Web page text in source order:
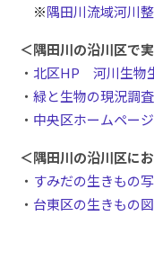
※隅田川流域河川
＜隅田川の沿川区で
・北区HP 河川生物
・緑と生物の現況調
・ 中央区ホームペー
＜隅田川の沿川区に
・ すみだの生きもの
・ 台東区の生きもの